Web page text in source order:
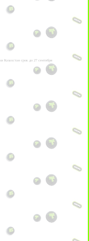
Казахстан срок до 27 сентября